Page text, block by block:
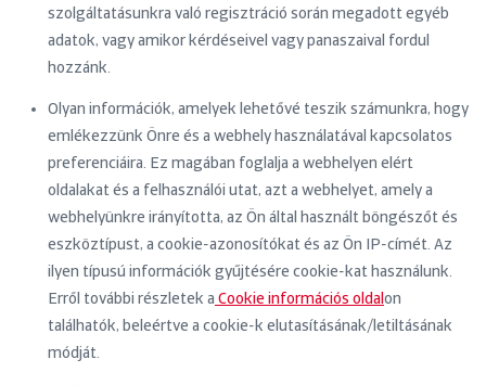
szolgáltatásunkra való regisztráció során megadott egyéb
adatok, vagy amikor kérdéseivel vagy panaszaival fordul
hozzánk.
Olyan információk, amelyek lehetővé teszik számunkra, hogy
emlékezzünk Önre és a webhely használatával kapcsolatos
preferenciáira. Ez magában foglalja a webhelyen elért
oldalakat és a felhasználói utat, azt a webhelyet, amely a
webhelyünkre irányította, az Ön által használt böngészőt és
eszköztípust, a cookie-azonosítókat és az Ön IP-címét. Az
ilyen típusú információk gyűjtésére cookie-kat használunk.
Erről további részletek a Cookie információs oldalon
találhatók, beleértve a cookie-k elutasításának/letiltásának
módját.